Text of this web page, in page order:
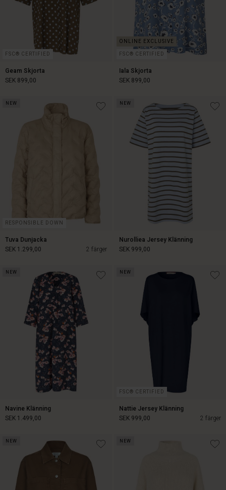
FSC® CERTIFIED
Geam Skjorta
SEK 899,00
FSC® CERTIFIED
Iala Skjorta
SEK 899,00
SEK 899,00
NEW
RESPONSIBLE DOWN
Tuva Dunjacka
2 färger
SEK 1.299,00
SEK 1.299,00
NEW
Nurolliea Jersey Klänning
SEK 999,00
SEK 999,00
NEW
Navine Klänning
SEK 1.499,00
SEK 1.499,00
NEW
FSC® CERTIFIED
Nattie Jersey Klänning
2 färger
SEK 999,00
NEW NEW